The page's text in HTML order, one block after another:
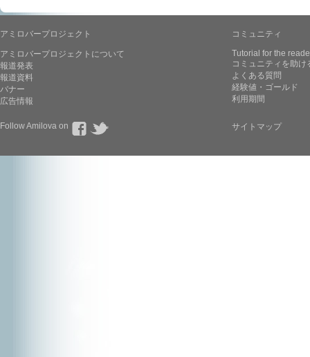
アミロバープロジェクト
アミロバープロジェクトについて
報道発表
報道資料
バナー
広告情報
コミュニティ
Tutorial for the
コミュニティを助け
よくある質問
経験値・ゴールド
利用期間
Follow Amilova on サイトマップ